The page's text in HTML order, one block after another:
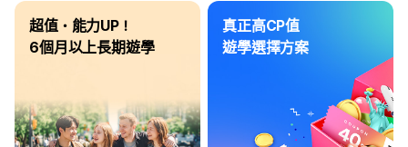
超值・能力UP！
6個月以上長期遊學
真正高CP值
遊學選擇方案